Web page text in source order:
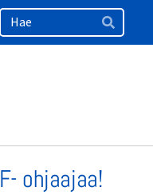
Haku
Hae
ry
ohjaajaa!